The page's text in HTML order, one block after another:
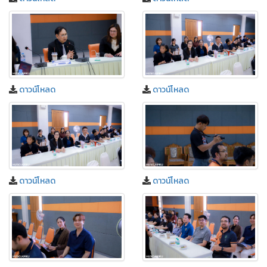
ดาวน์โหลด ดาวน์โหลด
ดาวน์โหลด ดาวน์โหลด